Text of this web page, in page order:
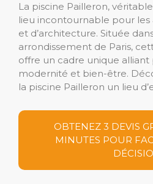
La piscine Pailleron,
lieu incontournable pour
et d’architecture. Située
arrondissement de Paris,
offre un cadre unique alliant
modernité et bien-être.
la piscine Pailleron un lieu
OBTENEZ 3 DEVIS
MINUTES POUR